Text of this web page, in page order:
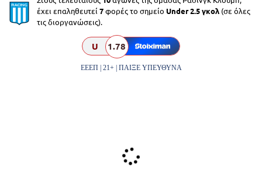
έχει επαληθευτεί 7φορές το σημείο Under 2.5 γκολ (σε όλες
τις διοργανώσεις).
U 1.78
ΕΕΕΠ | 21+ | ΠΑΙΞΕ ΥΠΕΥΘΥΝΑ